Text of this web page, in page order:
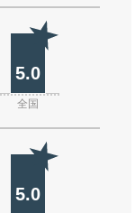
5.0
全国
5.0